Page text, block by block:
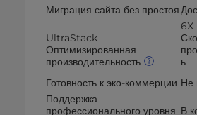
Миграция сайта без простоя
UltraStack
Оптимизированная
производительность
6X
ь
Готовность к эко-коммерции Не
Поддержка
профессионального уровня В